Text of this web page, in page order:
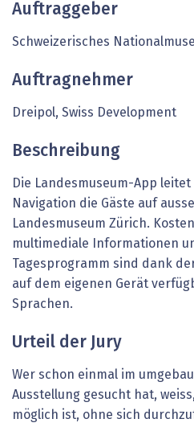
Auftraggeber
Schweizerisches
Auftragnehmer
Dreipol, Swiss Development
Beschreibung
Die Landesmuseum-App
Navigation die Gäste auf
Landesmuseum Zürich.
multimediale Informationen
Tagesprogramm sind dank
auf dem eigenen Gerät
Sprachen.
Urteil der Jury
Wer schon einmal im
Ausstellung gesucht hat,
möglich ist, ohne sich